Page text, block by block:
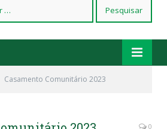
Casamento Comunitário 2023
0